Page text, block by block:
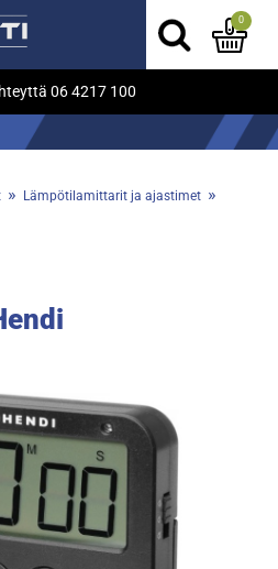
06 4217 100
0
» Lämpötilamittarit ja ajastimet »